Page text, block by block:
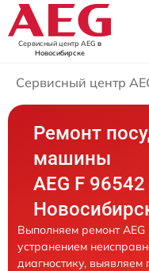
Сервисный центр AEG в
Новосибирске
Сервисный центр
Ремонт
машины
AEG F
Выполняем ремонт
устранением
диагностику,